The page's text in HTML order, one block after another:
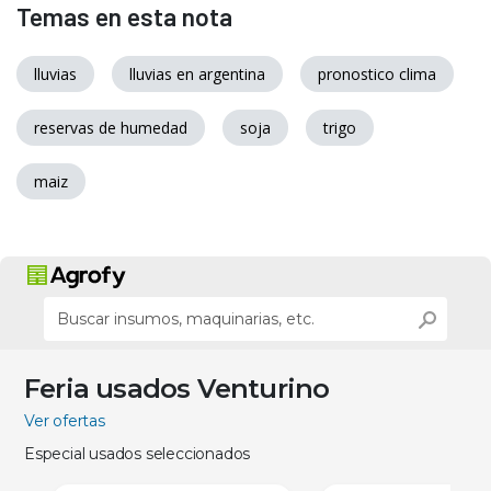
Temas en esta nota
lluvias lluvias en argentina pronostico clima
reservas de humedad soja trigo
maiz
Feria usados Venturino
Ver ofertas
Especial usados seleccionados